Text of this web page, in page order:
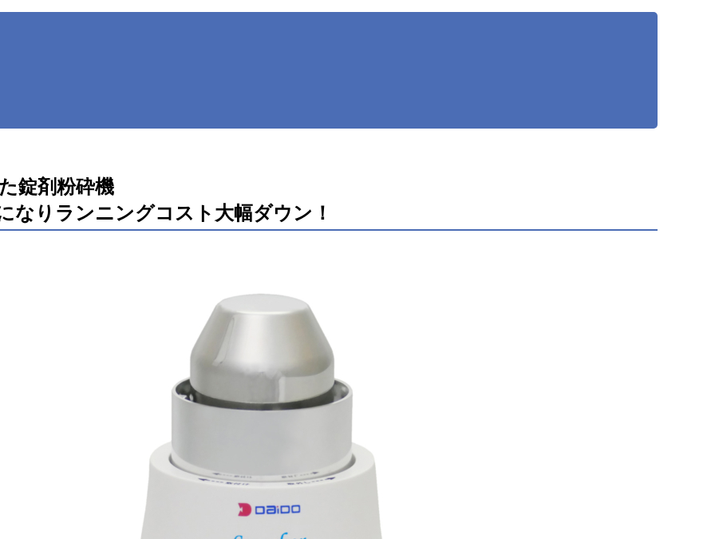
錠剤粉砕機
なりランニングコスト大幅ダウン！